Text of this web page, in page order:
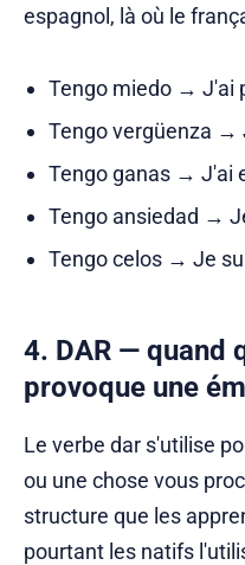
espagnol, là où le
Tengo miedo → J'ai
Tengo vergüenza →
Tengo ganas → J'ai
Tengo ansiedad →
Tengo celos → Je
4. DAR — quand
provoque une
Le verbe dar s'utilise
ou une chose vous
structure que les
pourtant les natifs